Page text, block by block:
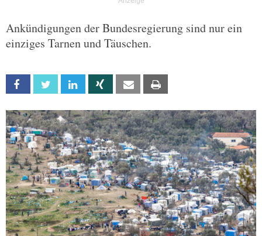
Ankündigungen der Bundesregierung sind nur ein
einziges Tarnen und Täuschen.
Facebook Twitter Linkedin Xing Email